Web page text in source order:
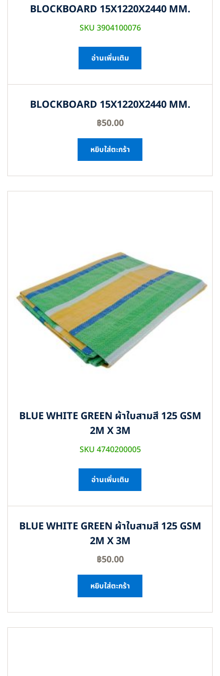
BLOCKBOARD 15X1220X2440 MM.
SKU 3904100076
อ่านเพิ่มเติม
BLOCKBOARD 15X1220X2440 MM.
฿50.00
หยิบใส่ตะกร้า
BLUE WHITE GREEN ผ้าใบสามสี 125 GSM
2M X 3M
SKU 4740200005
อ่านเพิ่มเติม
BLUE WHITE GREEN ผ้าใบสามสี 125 GSM
2M X 3M
฿50.00
หยิบใส่ตะกร้า